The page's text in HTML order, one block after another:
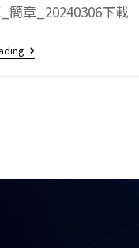
簡章_20240306下載